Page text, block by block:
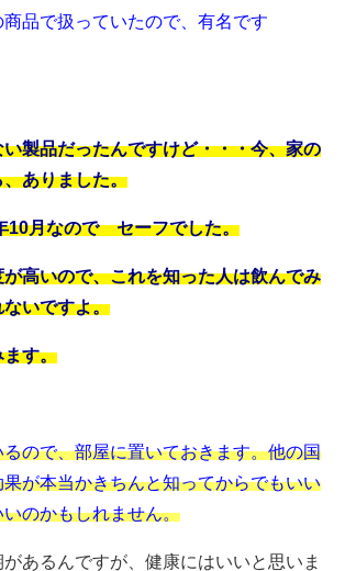
品で扱っていたので、有名です
製品だったんですけど・・・今、家の
ありました。
10月なので セーフでした。
高いので、これを知った人は飲んでみ
いですよ。
ます。
ので、部屋に置いておきます。他の国
が本当かきちんと知ってからでもいい
のかもしれません。
あるんですが、健康にはいいと思いま